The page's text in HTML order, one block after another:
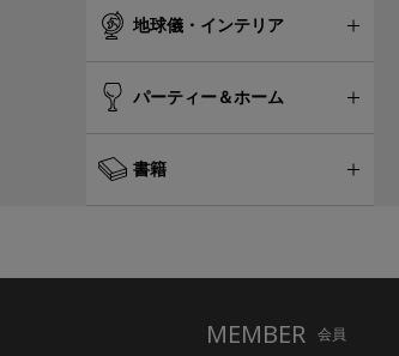
地球儀・インテリア
パーティー＆ホーム
書籍
MEMBER 会員